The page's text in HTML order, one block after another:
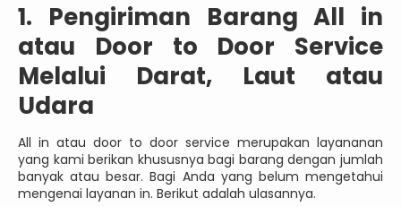
1. Pengiriman Barang All in
atau Door to Door Service
Melalui Darat, Laut atau
Udara
All in atau door to door service merupakan layananan
yang kami berikan khususnya bagi barang dengan jumlah
banyak atau besar. Bagi Anda yang belum mengetahui
mengenai layanan in. Berikut adalah ulasannya.